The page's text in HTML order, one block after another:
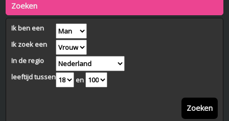
Zoeken
Ik ben een
Ik zoek een
In de regio
leeftijd tussen
en
Zoeken